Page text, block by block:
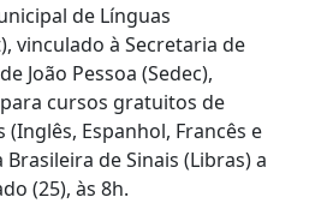
de Línguas
vinculado à Secretaria de
João Pessoa (Sedec),
cursos gratuitos de
Espanhol, Francês e
de Sinais (Libras) a
(25), às 8h.